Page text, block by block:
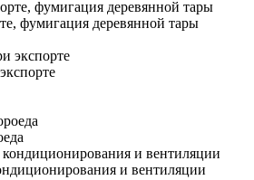
фумигация деревянной тары
и вентиляции